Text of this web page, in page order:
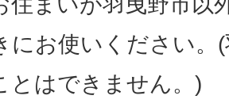
にお使いください。
とはできません。)